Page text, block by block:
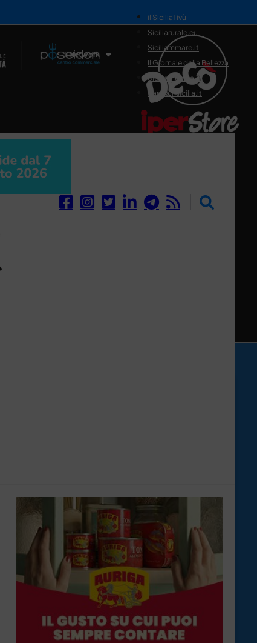
Il Network
il SiciliaTivù
Siciliarurale.eu
Siciliammare.it
Il Giornale della Bellezza
Siciliamedica.it
Sanitainsicilia.it